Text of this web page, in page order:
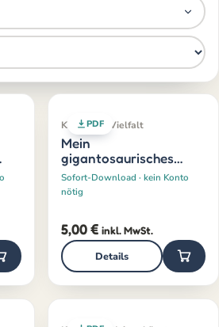
PDF
Klassiker · Vielfalt
Mein
gigantosaurisches
Malbuch
Sofort-Download · kein Konto
nötig
5,00€ inkl. MwSt.
Details